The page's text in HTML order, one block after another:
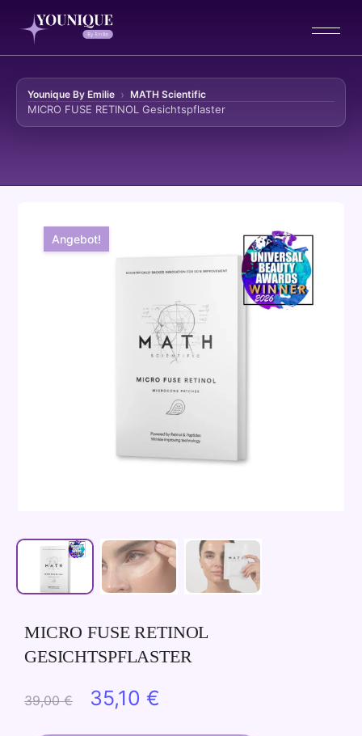
Younique By Emilie MATH Scientific
MICRO FUSE RETINOL Gesichtspflaster
Zum Inhalt springen
Angebot!
MICRO FUSE RETINOL
GESICHTSPFLASTER
39,00€
Ursprünglicher
35,10 €